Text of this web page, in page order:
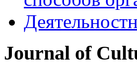
Journal of